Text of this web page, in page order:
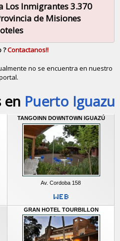
Los Inmigrantes 3.370
de Misiones
?Contactanos!!
no se encuentra en nuestro
en Puerto Iguazu
TANGOINN DOWNTOWN IGUAZÚ
Av. Cordoba 158
GRAN HOTEL TOURBILLON